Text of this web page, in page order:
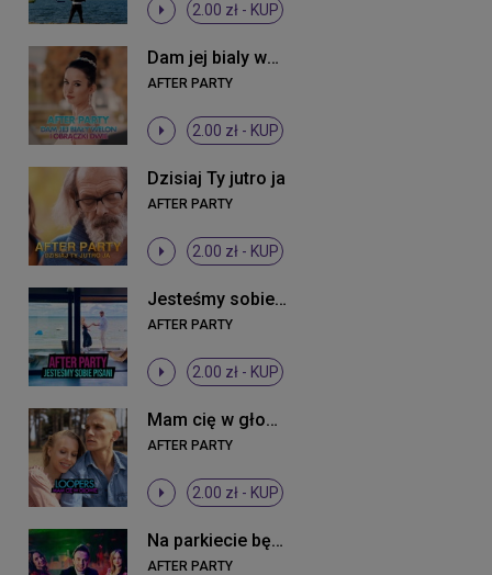
2.00 zł - KUP
Dam jej bialy welon i obraczki dwie
AFTER PARTY
2.00 zł - KUP
Dzisiaj Ty jutro ja
AFTER PARTY
2.00 zł - KUP
Jesteśmy sobie pisani
AFTER PARTY
2.00 zł - KUP
Mam cię w głowie
AFTER PARTY
2.00 zł - KUP
Na parkiecie będziesz wywijała
AFTER PARTY